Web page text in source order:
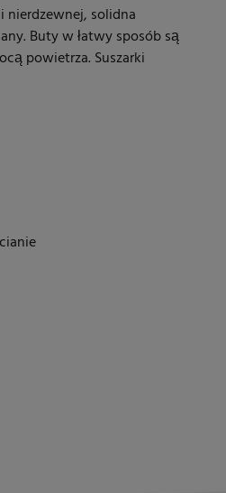
nierdzewnej, solidna
Buty w łatwy sposób są
powietrza. Suszarki